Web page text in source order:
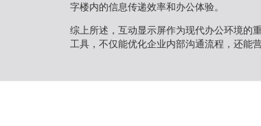
字楼内的信息传递效率和办公体验。
综上所述，互动显示屏作为现代办公环境的
工具，不仅能优化企业内部沟通流程，还能